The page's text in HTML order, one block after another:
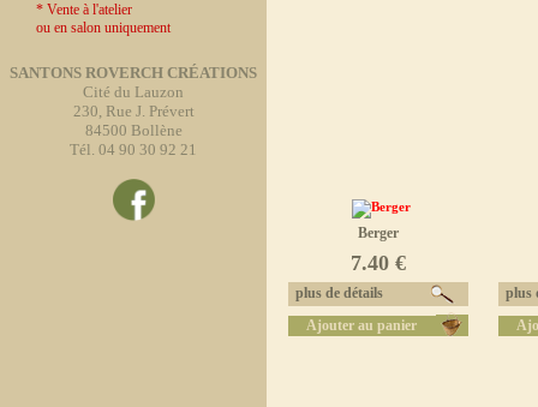
* Vente à l'atelier
ou en salon uniquement
SANTONS ROVERCH CRÉATIONS
Cité du Lauzon
230, Rue J. Prévert
84500 Bollène
Tél. 04 90 30 92 21
Berger
7.40 €
plus de détails
Ajouter au panier
plus